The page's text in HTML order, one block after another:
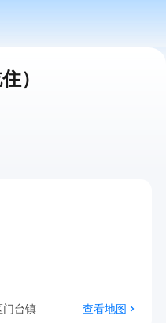
）
门台镇
查看地图